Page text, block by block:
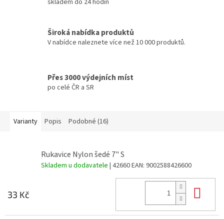
skladem do 24 hodin
Široká nabídka produktů
V nabídce naleznete více než 10 000 produktů.
Přes 3000 výdejních míst
po celé ČR a SR
Varianty Popis Podobné (16)
Rukavice Nylon šedé 7" S
Skladem u dodavatele | 42660EAN: 9002588426600
33 Kč